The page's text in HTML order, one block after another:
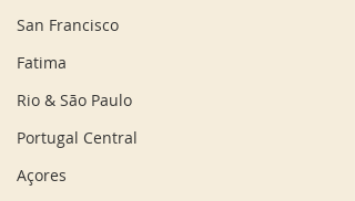
San Francisco
Fatima
Rio & São Paulo
Portugal Central
Açores